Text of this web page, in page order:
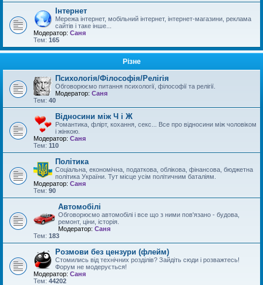
Інтернет
Мережа інтернет, мобільний інтернет, інтернет-магазини, реклама
сайтів і таке інше...
Модератор: Саня
Тем: 165
Різне
Психологія/Філософія/Релігія
Обговорюємо питання психології, філософії та релігії.
Модератор: Саня
Тем: 40
Відносини між Ч і Ж
Романтика, флірт, кохання, секс... Все про відносини між чоловіком
і жінкою.
Модератор: Саня
Тем: 110
Політика
Соціальна, економічна, податкова, облікова, фінансова, бюджетна
політика України. Тут місце усім політичним баталіям.
Модератор: Саня
Тем: 90
Автомобілі
Обговорюємо автомобілі і все що з ними пов'язано - будова,
ремонт, ціни, історія.
Модератор: Саня
Тем: 183
Розмови без цензури (флейм)
Стомились від технічних розділів? Зайдіть сюди і розважтесь!
Форум не модерується!
Модератор: Саня
Тем: 44202